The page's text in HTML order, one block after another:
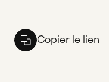
Copier le lien